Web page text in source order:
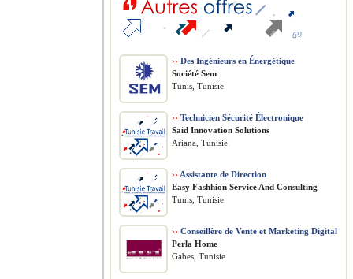
›› Des Ingénieurs en Énergétique
Société Sem
Tunis, Tunisie
›› Technicien Sécurité Électronique
Said Innovation Solutions
Ariana, Tunisie
›› Assistante de Direction
Easy Fashhion Service And Consulting
Tunis, Tunisie
›› Conseillère de Vente et Marketing Digital
Perla Home
Gabes, Tunisie